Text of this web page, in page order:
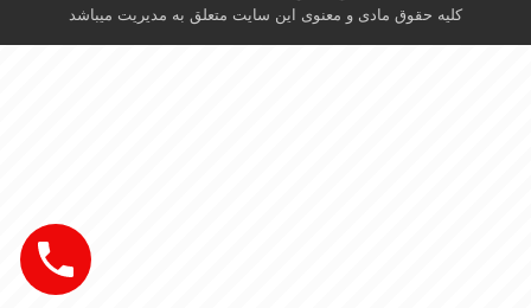
کلیه حقوق مادی و معنوی این سایت متعلق به مدیریت میباشد